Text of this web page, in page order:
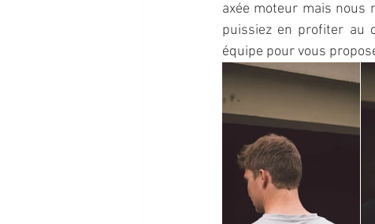
axée moteur mais nous
puissiez en profiter au
équipe pour vous